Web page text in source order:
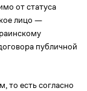
от статуса
лицо —
публичной
то есть согласно